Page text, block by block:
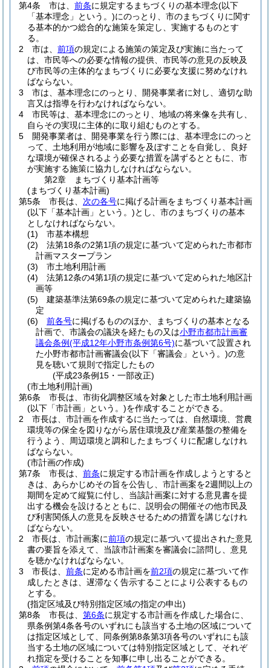
第4条
市は、 前条に規定するまちづくりの基本理念(以下
「基本理念」という。)にのっとり、市のまちづくりに関す
る基本的かつ総合的な施策を策定し、実施するものとす
る。
2
市は、 前項の規定による施策の策定及び実施に当たって
は、市民等への必要な情報の提供、市民等の意見の反映及
び市民等の主体的なまちづくりに必要な支援に努めなけれ
ばならない。
3
市は、基本理念にのっとり、開発事業者に対し、適切な助
言又は指導を行わなければならない。
4
市民等は、基本理念にのっとり、地域の将来像を共有し、
自らその実現に主体的に取り組むものとする。
5
開発事業者は、開発事業を行う際には、基本理念にのっと
って、土地利用が地域に影響を及ぼすことを自覚し、良好
な環境が確保されるよう必要な措置を講ずるとともに、市
が実施する施策に協力しなければならない。
第2章
まちづくり基本計画等
(まちづくり基本計画)
第5条
市長は、 次の各号に掲げる計画をまちづくり基本計画
(以下「基本計画」という。)とし、市のまちづくりの基本
としなければならない。
(1)
市基本構想
(2)
法第18条の2第1項の規定に基づいて定められた市都市
計画マスタープラン
(3)
市土地利用計画
(4)
法第12条の4第1項の規定に基づいて定められた地区計
画等
(5)
建築基準法第69条の規定に基づいて定められた建築協
定
(6)
前各号に掲げるもののほか、まちづくりの基本となる
計画で、市議会の議決を経たもの又は小野市都市計画審
議会条例(平成12年小野市条例第6号)に基づいて設置され
た小野市都市計画審議会(以下「審議会」という。)の意
見を聴いて規則で指定したもの
(平成23条例15・一部改正)
(市土地利用計画)
第6条
市長は、市街化調整区域を対象とした市土地利用計画
(以下「市計画」という。)を作成することができる。
2
市長は、市計画を作成するに当たっては、自然環境、営農
環境等の保全を図りながら居住環境及び産業基盤の整備を
行うよう、周辺環境と調和したまちづくりに配慮しなけれ
ばならない。
(市計画の作成)
第7条
市長は、 前条に規定する市計画を作成しようとすると
きは、あらかじめその旨を公告し、市計画案を2週間以上の
期間を定めて縦覧に付し、当該計画案に対する意見書を提
出する機会を設けるとともに、説明会の開催その他市民及
び利害関係人の意見を反映させるための措置を講じなけれ
ばならない。
2
市長は、市計画案に前項の規定に基づいて提出された意見
書の要旨を添えて、当該市計画案を審議会に諮問し、意見
を聴かなければならない。
3
市長は、 前条に定める市計画を前2項の規定に基づいて作
成したときは、遅滞なく告示することにより公表するもの
とする。
(指定区域及び特別指定区域の指定の申出)
第8条
市長は、 第6条に規定する市計画を作成した場合に、
県条例第4条各号のいずれにも該当する土地の区域について
は指定区域として、同条例第8条第3項各号のいずれにも該
当する土地の区域については特別指定区域として、それぞ
れ指定を受けることを知事に申し出ることができる。